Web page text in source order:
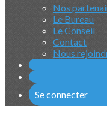
Nos
Le Bureau
Le Conseil
Contact
Nous
Se connecter